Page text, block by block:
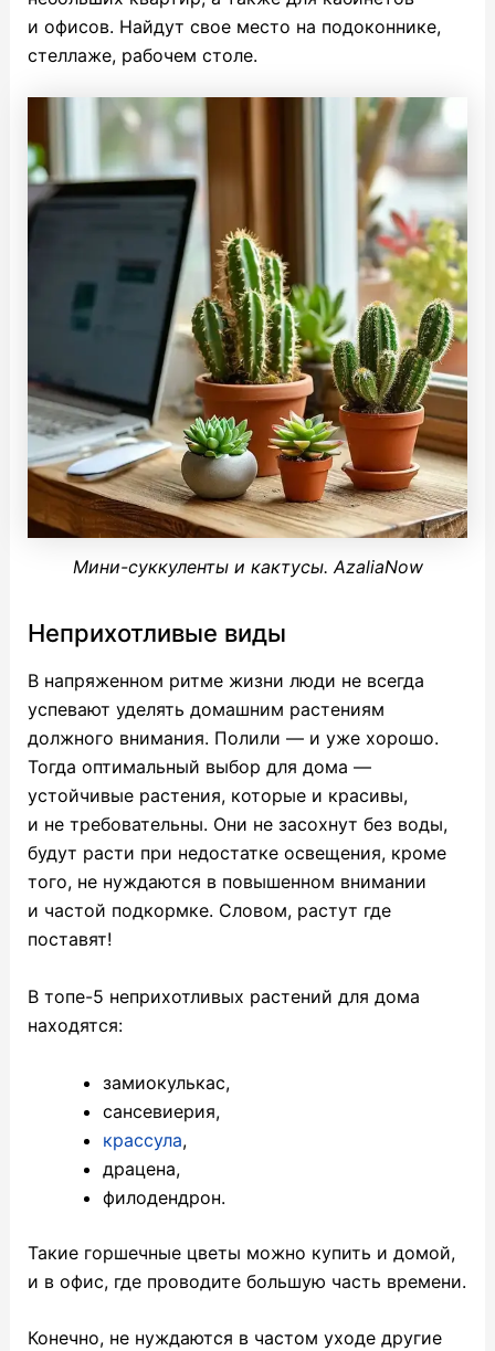
и офисов. Найдут свое место на подоконнике,
стеллаже, рабочем столе.
Мини-суккуленты и кактусы. AzaliaNow
Неприхотливые виды
В напряженном ритме жизни люди не всегда
успевают уделять домашним растениям
должного внимания. Полили — и уже хорошо.
Тогда оптимальный выбор для дома —
устойчивые растения, которые и красивы,
и не требовательны. Они не засохнут без воды,
будут расти при недостатке освещения, кроме
того, не нуждаются в повышенном внимании
и частой подкормке. Словом, растут где
поставят!
В топе-5 неприхотливых растений для дома
находятся:
замиокулькас,
сансевиерия,
крассула,
драцена,
филодендрон.
Такие горшечные цветы можно купить и домой,
и в офис, где проводите большую часть времени.
Конечно, не нуждаются в частом уходе другие